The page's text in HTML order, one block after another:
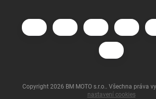
Copyright 2026 BM MOTO s.r.o.. Všechna práva
nastavení cookies